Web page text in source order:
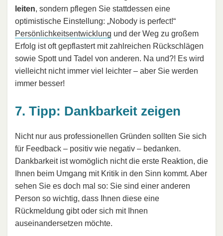
leiten, sondern pflegen Sie stattdessen eine
optimistische Einstellung: „Nobody is perfect!“
Persönlichkeitsentwicklung und der Weg zu großem
Erfolg ist oft gepflastert mit zahlreichen Rückschlägen
sowie Spott und Tadel von anderen. Na und?! Es wird
vielleicht nicht immer viel leichter – aber Sie werden
immer besser!
7. Tipp: Dankbarkeit zeigen
Nicht nur aus professionellen Gründen sollten Sie sich
für Feedback – positiv wie negativ – bedanken.
Dankbarkeit ist womöglich nicht die erste Reaktion, die
Ihnen beim Umgang mit Kritik in den Sinn kommt. Aber
sehen Sie es doch mal so: Sie sind einer anderen
Person so wichtig, dass Ihnen diese eine
Rückmeldung gibt oder sich mit Ihnen
auseinandersetzen möchte.